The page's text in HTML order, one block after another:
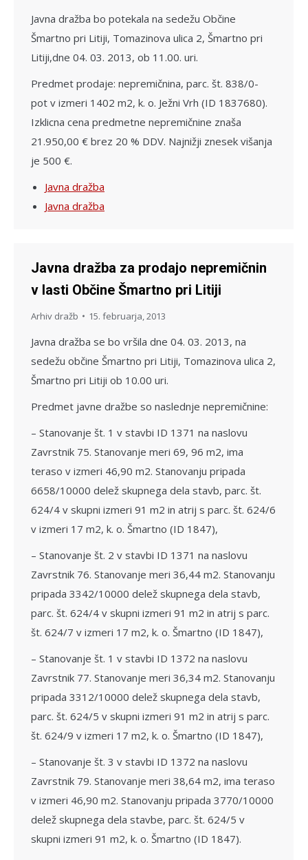
Javna dražba bo potekala na sedežu Občine
Šmartno pri Litiji, Tomazinova ulica 2, Šmartno pri
Litiji,dne 04. 03. 2013, ob 11.00. uri.
Predmet prodaje: nepremičnina, parc. št. 838/0-
pot v izmeri 1402 m2, k. o. Ježni Vrh (ID 1837680).
Izklicna cena predmetne nepremičnine znaša
21.950,00 € brez 20 % DDV. Najnižji znesek višanja
je 500 €.
Javna dražba
Javna dražba
Javna dražba za prodajo nepremičnin
v lasti Občine Šmartno pri Litiji
Arhiv dražb 15. februarja, 2013
Javna dražba se bo vršila dne 04. 03. 2013, na
sedežu občine Šmartno pri Litiji, Tomazinova ulica 2,
Šmartno pri Litiji ob 10.00 uri.
Predmet javne dražbe so naslednje nepremičnine:
– Stanovanje št. 1 v stavbi ID 1371 na naslovu
Zavrstnik 75. Stanovanje meri 69, 96 m2, ima
teraso v izmeri 46,90 m2. Stanovanju pripada
6658/10000 delež skupnega dela stavb, parc. št.
624/4 v skupni izmeri 91 m2 in atrij s parc. št. 624/6
v izmeri 17 m2, k. o. Šmartno (ID 1847),
– Stanovanje št. 2 v stavbi ID 1371 na naslovu
Zavrstnik 76. Stanovanje meri 36,44 m2. Stanovanju
pripada 3342/10000 delež skupnega dela stavb,
parc. št. 624/4 v skupni izmeri 91 m2 in atrij s parc.
št. 624/7 v izmeri 17 m2, k. o. Šmartno (ID 1847),
– Stanovanje št. 1 v stavbi ID 1372 na naslovu
Zavrstnik 77. Stanovanje meri 36,34 m2. Stanovanju
pripada 3312/10000 delež skupnega dela stavb,
parc. št. 624/5 v skupni izmeri 91 m2 in atrij s parc.
št. 624/9 v izmeri 17 m2, k. o. Šmartno (ID 1847),
– Stanovanje št. 3 v stavbi ID 1372 na naslovu
Zavrstnik 79. Stanovanje meri 38,64 m2, ima teraso
v izmeri 46,90 m2. Stanovanju pripada 3770/10000
delež skupnega dela stavbe, parc. št. 624/5 v
skupni izmeri 91 m2, k. o. Šmartno (ID 1847).